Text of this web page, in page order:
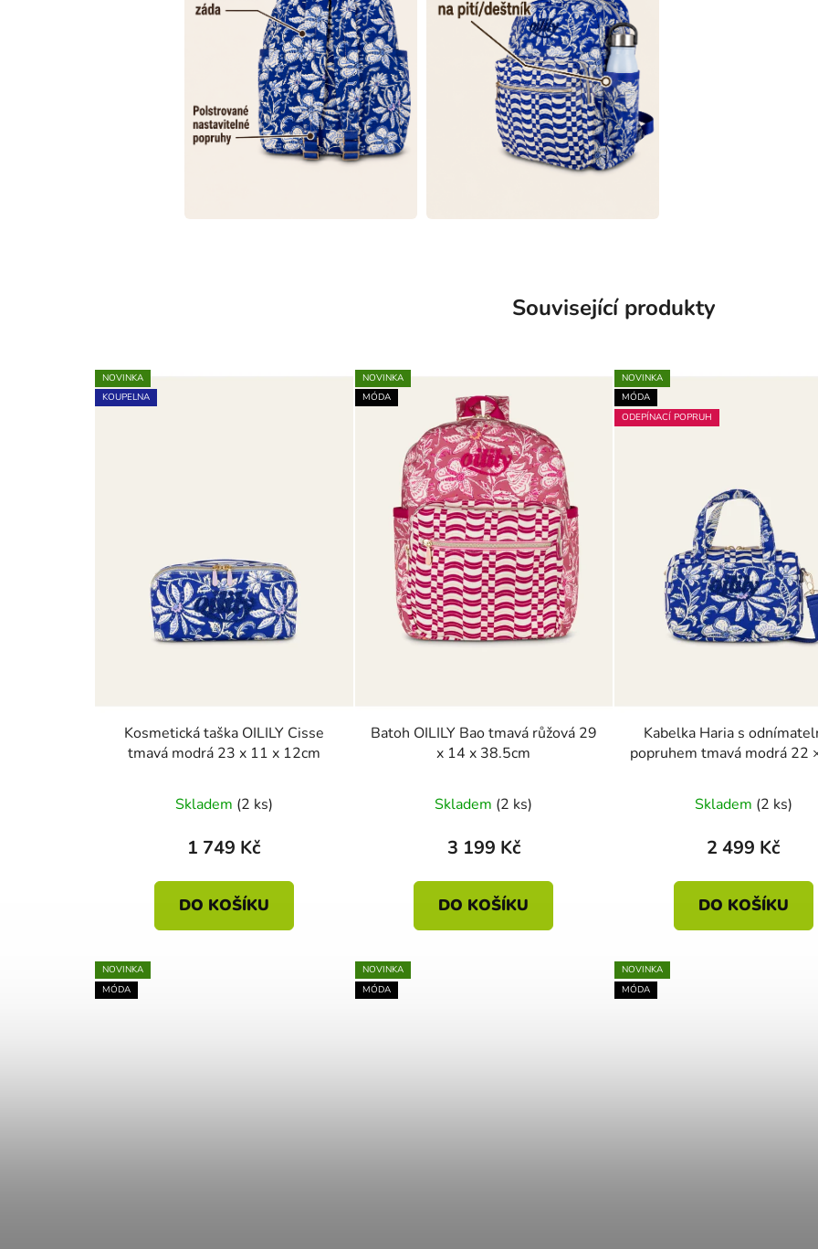
Související produkty
NOVINKA
KOUPELNA
Kosmetická taška OILILY Cisse
tmavá modrá 23 x 11 x 12cm
Skladem (2 ks)
1 749 Kč
DO KOŠÍKU
NOVINKA
MÓDA
Batoh OILILY Bao tmavá růžová 29
x 14 x 38.5cm
Skladem (2 ks)
3 199 Kč
DO KOŠÍKU
NOVINKA
MÓDA
ODEPÍNACÍ POPRUH
Kabelka Haria s
popruhem tmavá modrá 22 × 14,5
Skladem (2 ks)
2 499 Kč
DO KOŠÍKU
NOVINKA
MÓDA
NOVINKA
MÓDA
NOVINKA
MÓDA